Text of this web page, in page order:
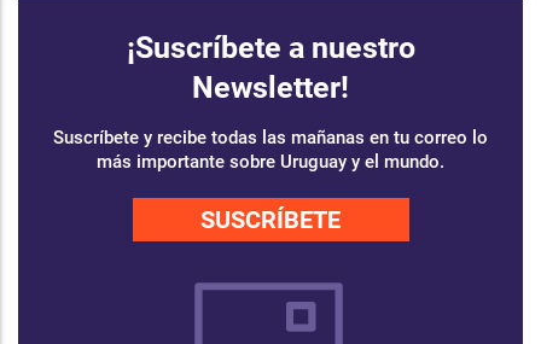
¡Suscríbete a nuestro
Newsletter!
Suscríbete y recibe todas las mañanas en tu correo lo
más importante sobre Uruguay y el mundo.
SUSCRÍBETE